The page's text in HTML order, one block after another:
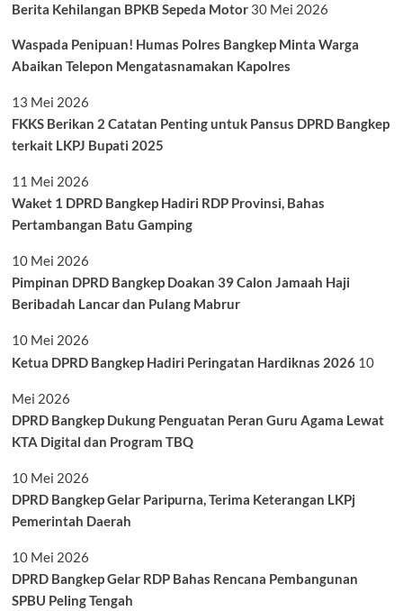
Berita Kehilangan BPKB Sepeda Motor 30 Mei 2026
Waspada Penipuan! Humas Polres Bangkep Minta Warga
Abaikan Telepon Mengatasnamakan Kapolres
13 Mei 2026
FKKS Berikan 2 Catatan Penting untuk Pansus DPRD Bangkep
terkait LKPJ Bupati 2025
11 Mei 2026
Waket 1 DPRD Bangkep Hadiri RDP Provinsi, Bahas
Pertambangan Batu Gamping
10 Mei 2026
Pimpinan DPRD Bangkep Doakan 39 Calon Jamaah Haji
Beribadah Lancar dan Pulang Mabrur
10 Mei 2026
Ketua DPRD Bangkep Hadiri Peringatan Hardiknas 2026 10
Mei 2026
DPRD Bangkep Dukung Penguatan Peran Guru Agama Lewat
KTA Digital dan Program TBQ
10 Mei 2026
DPRD Bangkep Gelar Paripurna, Terima Keterangan LKPj
Pemerintah Daerah
10 Mei 2026
DPRD Bangkep Gelar RDP Bahas Rencana Pembangunan
SPBU Peling Tengah